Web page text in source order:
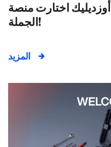
أوزديليك اختارت منصة B2B STORE لمبيعات
الجملة!
المزيد